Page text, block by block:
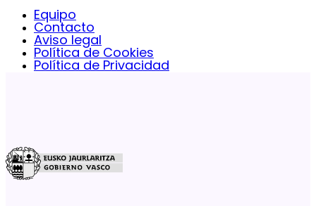
Equipo
Contacto
Aviso legal
Política de Cookies
Política de Privacidad